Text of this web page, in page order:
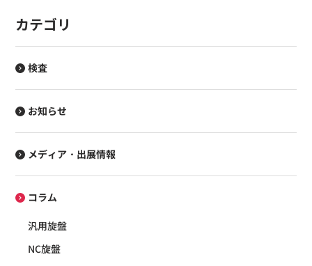
カテゴリ
検査
お知らせ
メディア・出展情報
コラム
汎用旋盤
NC旋盤